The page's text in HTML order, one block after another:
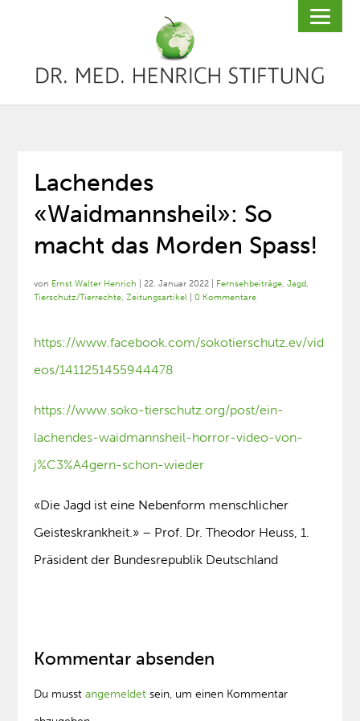
Lachendes
«Waidmannsheil»: So
macht das Morden Spass!
von Ernst Walter Henrich |22. Januar 2022 Fernsehbeiträge,Jagd,
Tierschutz/Tierrechte,Zeitungsartikel |0 Kommentare
https://www.facebook.com/sokotierschutz.ev/vid
eos/1411251455944478
https://www.soko-tierschutz.org/post/ein-
lachendes-waidmannsheil-horror-video-von-
j%C3%A4gern-schon-wieder
«Die Jagd ist eine Nebenform menschlicher
Geisteskrankheit.» – Prof. Dr. Theodor Heuss, 1.
Präsident der Bundesrepublik Deutschland
Kommentar absenden
Du musstangemeldet sein, um einen Kommentar